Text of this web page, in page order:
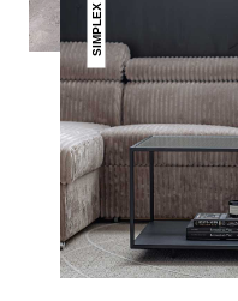
SIMPLEX